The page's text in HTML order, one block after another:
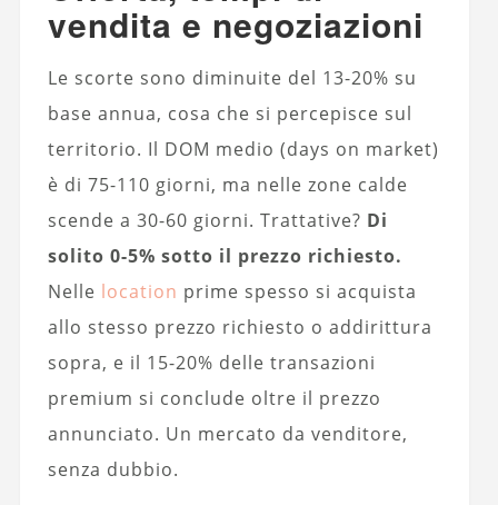
vendita e negoziazioni
Le scorte sono diminuite del 13-20% su
base annua, cosa che si percepisce sul
territorio. Il DOM medio (days on market)
è di 75-110 giorni, ma nelle zone calde
scende a 30-60 giorni. Trattative? Di
solito 0-5% sotto il prezzo richiesto.
Nelle location prime spesso si acquista
allo stesso prezzo richiesto o addirittura
sopra, e il 15-20% delle transazioni
premium si conclude oltre il prezzo
annunciato. Un mercato da venditore,
senza dubbio.